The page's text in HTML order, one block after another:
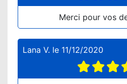
Merci pour vos
Lana V. le 11/12/2020